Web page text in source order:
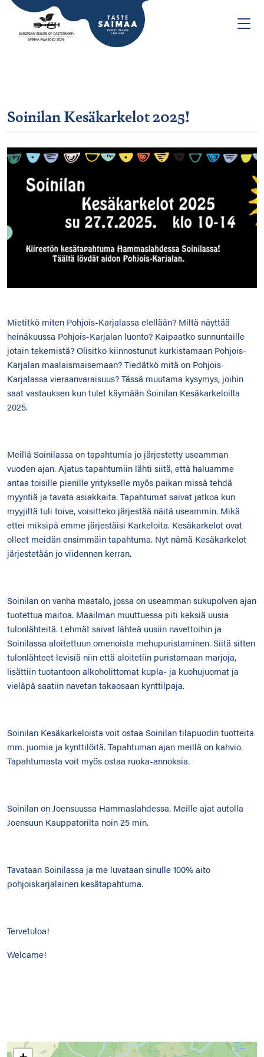
Soinilan Kesäkarkelot 2025!
Mietitkö miten Pohjois-Karjalassa elellään? Miltä näyttää
heinäkuussa Pohjois-Karjalan luonto? Kaipaatko sunnuntaille
jotain tekemistä? Olisitko kiinnostunut kurkistamaan Pohjois-
Karjalan maalaismaisemaan? Tiedätkö mitä on Pohjois-
Karjalassa vieraanvaraisuus? Tässä muutama kysymys, joihin
saat vastauksen kun tulet käymään Soinilan Kesäkarkeloilla
2025.
Meillä Soinilassa on tapahtumia jo järjestetty useamman
vuoden ajan. Ajatus tapahtumiin lähti siitä, että haluamme
antaa toisille pienille yritykselle myös paikan missä tehdä
myyntiä ja tavata asiakkaita. Tapahtumat saivat jatkoa kun
myyjiltä tuli toive, voisitteko järjestää näitä useammin. Mikä
ettei miksipä emme järjestäisi Karkeloita. Kesäkarkelot ovat
olleet meidän ensimmäin tapahtuma. Nyt nämä Kesäkarkelot
järjestetään jo viidennen kerran.
Soinilan on vanha maatalo, jossa on useamman sukupolven ajan
tuotettua maitoa. Maailman muuttuessa piti keksiä uusia
tulonlähteitä. Lehmät saivat lähteä uusiin navettoihin ja
Soinilassa aloitettuun omenoista mehupuristaminen. Siitä sitten
tulonlähteet levisiä niin että aloitetiin puristamaan marjoja,
lisättiin tuotantoon alkoholittomat kupla- ja kuohujuomat ja
vieläpä saatiin navetan takaosaan kynttilpaja.
Soinilan Kesäkarkeloista voit ostaa Soinilan tilapuodin tuotteita
mm. juomia ja kynttilöitä. Tapahtuman ajan meillä on kahvio.
Tapahtumasta voit myös ostaa ruoka-annoksia.
Soinilan on Joensuussa Hammaslahdessa. Meille ajat autolla
Joensuun Kauppatorilta noin 25 min.
Tavataan Soinilassa ja me luvataan sinulle 100% aito
pohjoiskarjalainen kesätapahtuma.
Tervetuloa!
Welcame!